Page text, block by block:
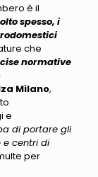
è il
spesso, i
che
normative
Milano,
e
di portare gli
e centri di
per